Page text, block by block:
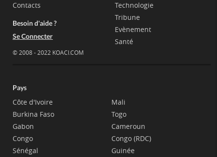
Contacts
Besoin d'aide ?
Se Connecter
© 2008 - 2022 KOACI.COM
Technologie
Tribune
Evènement
Santé
Pays
Côte d'Ivoire
Burkina Faso
Gabon
Congo
Sénégal
Mali
Togo
Cameroun
Congo (RDC)
Guinée